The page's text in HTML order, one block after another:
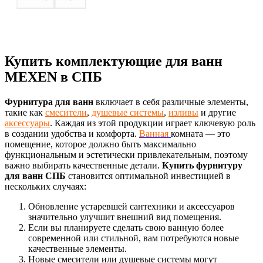
Купить комплектующие для ванн
MEXEN в СПБ
Фурнитура для ванн включает в себя различные элементы,
такие как смесители, душевые системы, изливы и другие
аксессуары. Каждая из этой продукции играет ключевую роль
в создании удобства и комфорта. Ванная комната — это
помещение, которое должно быть максимально
функциональным и эстетически привлекательным, поэтому
важно выбирать качественные детали. Купить фурнитуру
для ванн СПБ становится оптимальной инвестицией в
нескольких случаях:
Обновление устаревшей сантехники и аксессуаров
значительно улучшит внешний вид помещения.
Если вы планируете сделать свою ванную более
современной или стильной, вам потребуются новые
качественные элементы.
Новые смесители или душевые системы могут